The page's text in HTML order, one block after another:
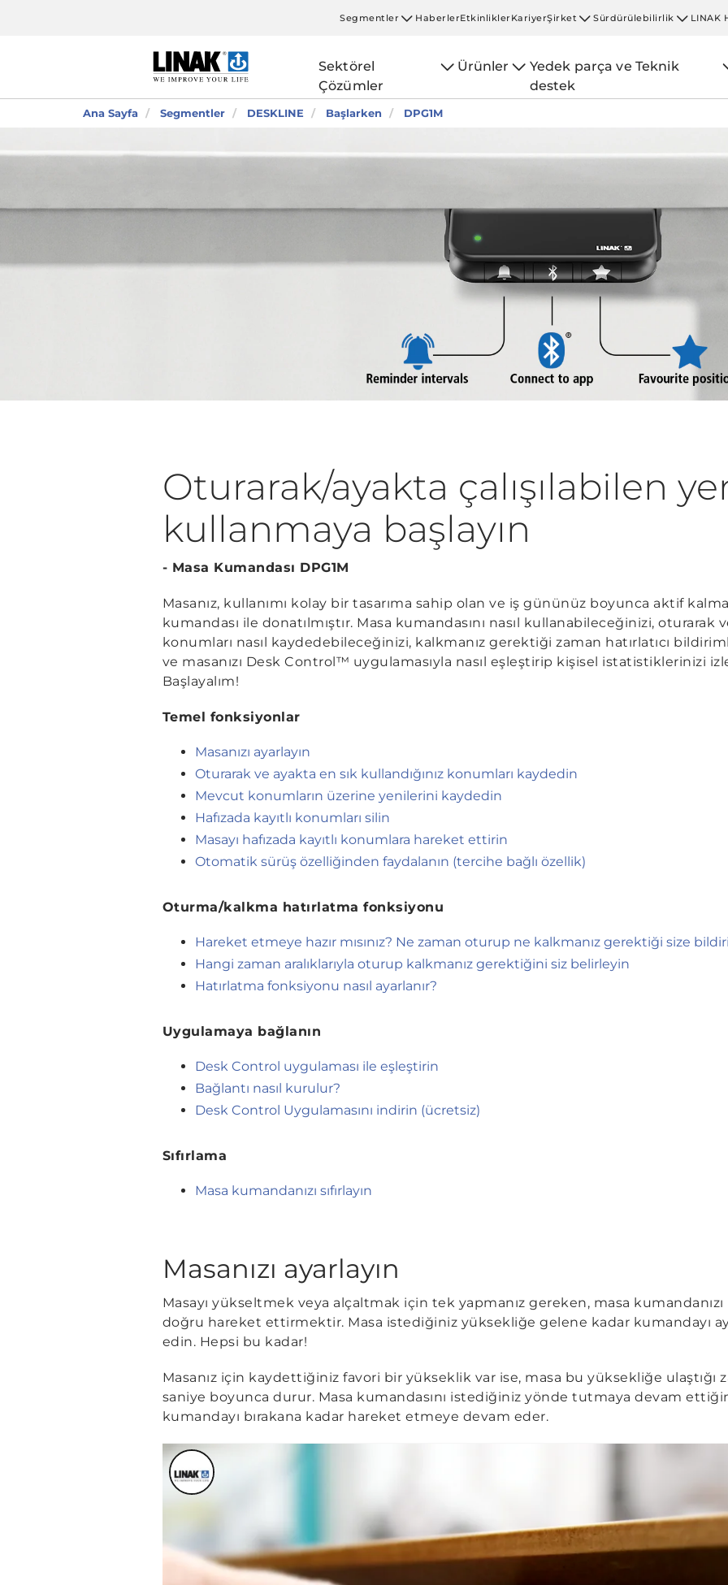
Segmentler HaberlerEtkinliklerKariyerŞirket Sürdürülebilirlik LINAK
Sektörel
Çözümler
Ürünler
Yedek parça ve Teknik
destek
Ana Sayfa Segmentler DESKLINE Başlarken DPG1M
Oturarak/ayakta çalışılabilen
kullanmaya başlayın
- Masa Kumandası DPG1M
Masanız, kullanımı kolay bir tasarıma sahip olan ve iş gününüz boyunca aktif
kumandası ile donatılmıştır. Masa kumandasını nasıl kullanabileceğinizi, oturarak
konumları nasıl kaydedebileceğinizi, kalkmanız gerektiği zaman hatırlatıcı
ve masanızı Desk Control™ uygulamasıyla nasıl eşleştirip kişisel istatistiklerinizi
Başlayalım!
Temel fonksiyonlar
Masanızı ayarlayın
Oturarak ve ayakta en sık kullandığınız konumları kaydedin
Mevcut konumların üzerine yenilerini kaydedin
Hafızada kayıtlı konumları silin
Masayı hafızada kayıtlı konumlara hareket ettirin
Otomatik sürüş özelliğinden faydalanın (tercihe bağlı özellik)
Oturma/kalkma hatırlatma fonksiyonu
Hareket etmeye hazır mısınız? Ne zaman oturup ne kalkmanız gerektiği size
Hangi zaman aralıklarıyla oturup kalkmanız gerektiğini siz belirleyin
Hatırlatma fonksiyonu nasıl ayarlanır?
Uygulamaya bağlanın
Desk Control uygulaması ile eşleştirin
Bağlantı nasıl kurulur?
Desk Control Uygulamasını indirin (ücretsiz)
Sıfırlama
Masa kumandanızı sıfırlayın
Masanızı ayarlayın
Masayı yükseltmek veya alçaltmak için tek yapmanız gereken, masa kumandanızı
doğru hareket ettirmektir. Masa istediğiniz yüksekliğe gelene kadar kumandayı
edin. Hepsi bu kadar!
Masanız için kaydettiğiniz favori bir yükseklik var ise, masa bu yüksekliğe ulaştığı
saniye boyunca durur. Masa kumandasını istediğiniz yönde tutmaya devam
kumandayı bırakana kadar hareket etmeye devam eder.